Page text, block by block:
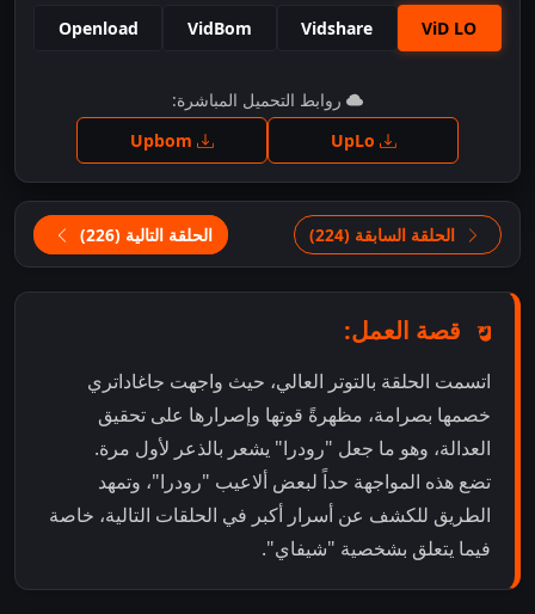
ViD LO
Vidshare
VidBom
Openload
اضغط للمشاهدة
روابط التحميل المباشرة:
الحلقة السابقة (224) الحلقة التالية (226)
قصة العمل:
اتسمت الحلقة بالتوتر العالي، حيث واجهت جاغاداتري
خصمها بصرامة، مظهرةً قوتها وإصرارها على تحقيق
العدالة، وهو ما جعل "رودرا" يشعر بالذعر لأول مرة.
تضع هذه المواجهة حداً لبعض ألاعيب "رودرا"، وتمهد
الطريق للكشف عن أسرار أكبر في الحلقات التالية، خاصة
فيما يتعلق بشخصية "شيفاي".